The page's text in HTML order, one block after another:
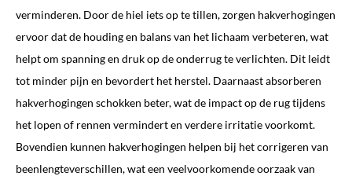
verminderen. Door de hiel iets op te tillen, zorgen hakverhogingen
ervoor dat de houding en balans van het lichaam verbeteren, wat
helpt om spanning en druk op de onderrug te verlichten. Dit leidt
tot minder pijn en bevordert het herstel. Daarnaast absorberen
hakverhogingen schokken beter, wat de impact op de rug tijdens
het lopen of rennen vermindert en verdere irritatie voorkomt.
Bovendien kunnen hakverhogingen helpen bij het corrigeren van
beenlengteverschillen, wat een veelvoorkomende oorzaak van